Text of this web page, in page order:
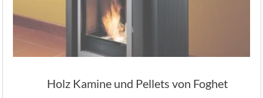
Holz Kamine und Pellets von Foghet